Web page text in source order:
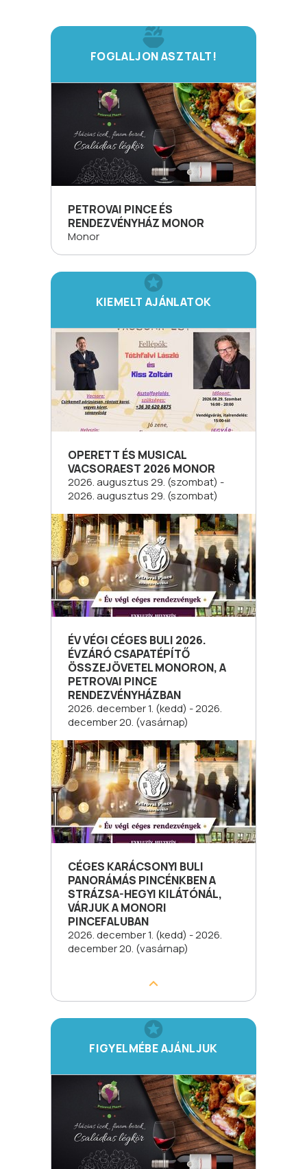
FOGLALJON ASZTALT!
PETROVAI PINCE ÉS
RENDEZVÉNYHÁZ MONOR
Monor
KIEMELT AJÁNLATOK
OPERETT ÉS MUSICAL
VACSORAEST 2026 MONOR
2026. augusztus 29. (szombat) -
2026. augusztus 29. (szombat)
ÉV VÉGI CÉGES BULI 2026.
ÉVZÁRÓ CSAPATÉPÍTŐ
ÖSSZEJÖVETEL MONORON, A
PETROVAI PINCE
RENDEZVÉNYHÁZBAN
2026. december 1. (kedd) - 2026.
december 20. (vasárnap)
CÉGES KARÁCSONYI BULI
PANORÁMÁS PINCÉNKBEN A
STRÁZSA-HEGYI KILÁTÓNÁL,
VÁRJUK A MONORI
PINCEFALUBAN
2026. december 1. (kedd) - 2026.
december 20. (vasárnap)
FIGYELMÉBE AJÁNLJUK